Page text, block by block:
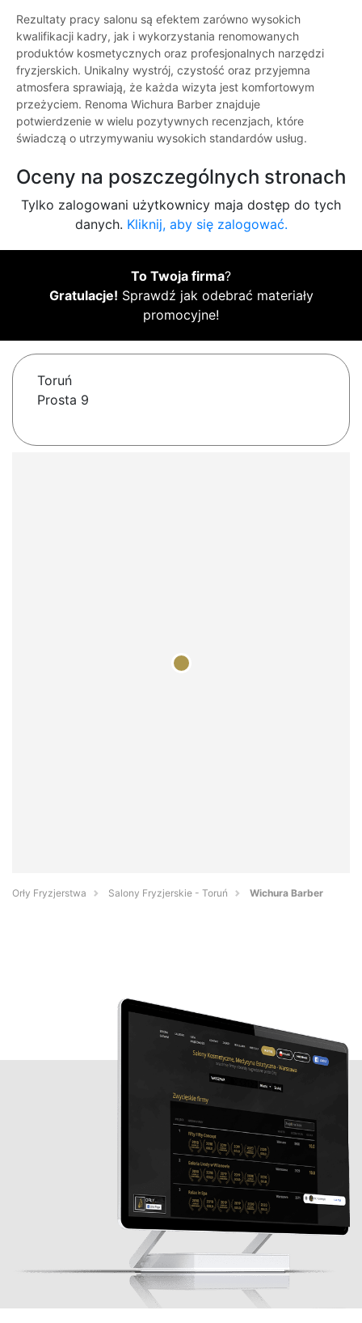
Rezultaty pracy salonu są efektem zarówno wysokich
kwalifikacji kadry, jak i wykorzystania renomowanych
produktów kosmetycznych oraz profesjonalnych narzędzi
fryzjerskich. Unikalny wystrój, czystość oraz przyjemna
atmosfera sprawiają, że każda wizyta jest komfortowym
przeżyciem. Renoma Wichura Barber znajduje
potwierdzenie w wielu pozytywnych recenzjach, które
świadczą o utrzymywaniu wysokich standardów usług.
Oceny na poszczególnych stronach
Tylko zalogowani użytkownicy maja dostęp do tych
danych. Kliknij, aby się zalogować.
To Twoja firma?
Gratulacje! Sprawdź jak odebrać materiały
promocyjne!
Toruń
Prosta 9
Orły Fryzjerstwa Salony Fryzjerskie - Toruń Wichura Barber